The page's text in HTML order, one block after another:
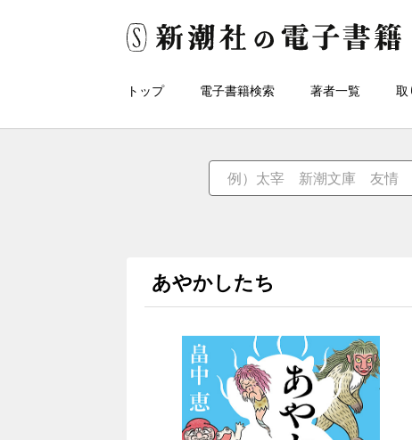
トップ 電子書籍検索 著者一覧 取
あやかしたち